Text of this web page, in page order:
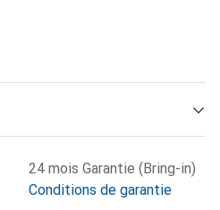
24 mois Garantie (Bring-in)
Conditions de garantie